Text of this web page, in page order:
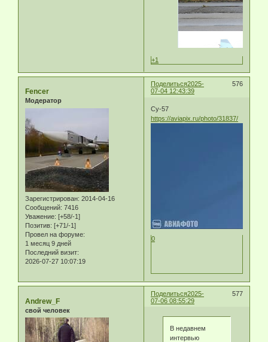
+1
Поделиться 576
2025-
07-04 12:43:39
Fencer
Модератор
Зарегистрирован: 2014-04-16
Сообщений: 7416
Уважение: [+58/-1]
Позитив: [+71/-1]
Провел на форуме:
1 месяц 9 дней
Последний визит:
2026-07-27 10:07:19
Су-57
https://aviapix.ru/photo/31837/
0
Поделиться 577
2025-
07-06 08:55:29
Andrew_F
свой человек
В недавнем
интервью